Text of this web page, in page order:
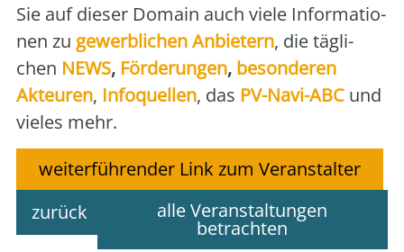
Sie auf die­ser Domain auch vie­le Infor­ma­tio­
nen zu gewerb­li­chen Anbie­tern, die täg­li­
chen NEWS, För­de­run­gen, beson­de­ren
Akteu­ren, Info­quel­len, das PV-Navi-ABC und
vie­les mehr.
weiterführender Link zum Veranstalter
zurück
alle Veranstaltungen
betrachten